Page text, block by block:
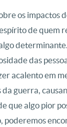
os impactos
de quem
das
acalento em
da guerra,
que algo pior
poderemos